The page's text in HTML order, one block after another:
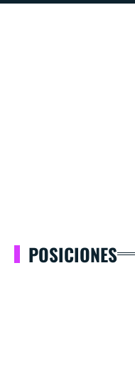
POSICIONES